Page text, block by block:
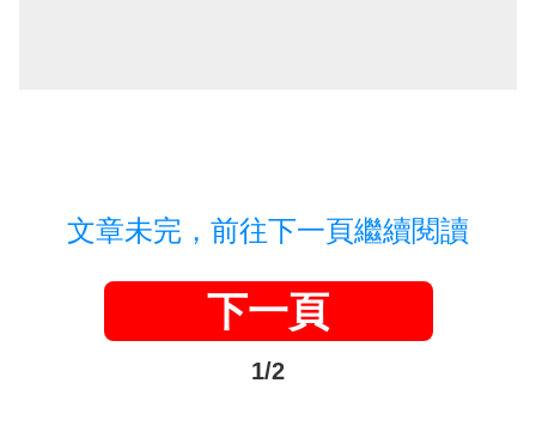
文章未完，前往下一頁繼續閱讀
下一頁
1/2